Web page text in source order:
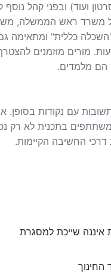
ועוד) ובפני קהל
משרד ראש הממשלה,
כללית" ומתאימה
ליישום התכנית דרושות 30 שעות.
הם מלמדים.
עם נקודות בסופן.
בתכנית לא רק
החשיבה הקיימות.
איננה שייכת למסגרת
החינוך